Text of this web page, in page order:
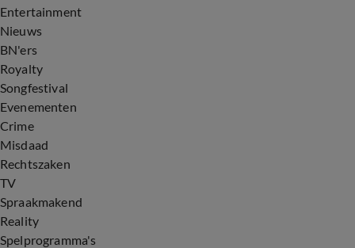
Entertainment
Nieuws
BN'ers
Royalty
Songfestival
Evenementen
Crime
Misdaad
Rechtszaken
TV
Spraakmakend
Reality
Spelprogramma's